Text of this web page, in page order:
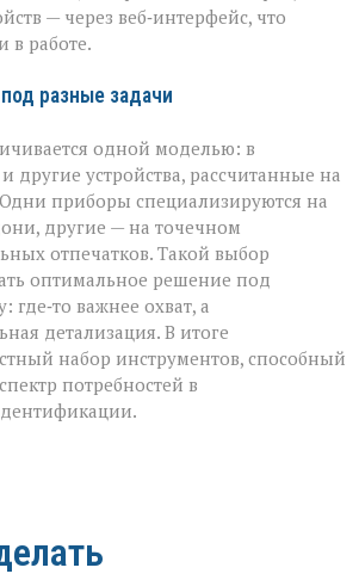
— через веб‑интерфейс, что
в работе.
разные задачи
одной моделью: в
другие устройства, рассчитанные на
приборы специализируются на
другие — на точечном
отпечатков. Такой выбор
оптимальное решение под
где‑то важнее охват, а
детализация. В итоге
набор инструментов, способный
потребностей в